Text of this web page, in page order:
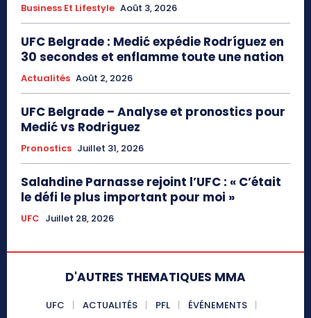
Business Et Lifestyle Août 3, 2026
UFC Belgrade : Medić expédie Rodríguez en
30 secondes et enflamme toute une nation
Actualités Août 2, 2026
UFC Belgrade – Analyse et pronostics pour
Medić vs Rodriguez
Pronostics Juillet 31, 2026
Salahdine Parnasse rejoint l’UFC : « C’était
le défi le plus important pour moi »
UFC Juillet 28, 2026
D'AUTRES THEMATIQUES MMA
UFC ACTUALITÉS PFL
ÉVÉNEMENTS